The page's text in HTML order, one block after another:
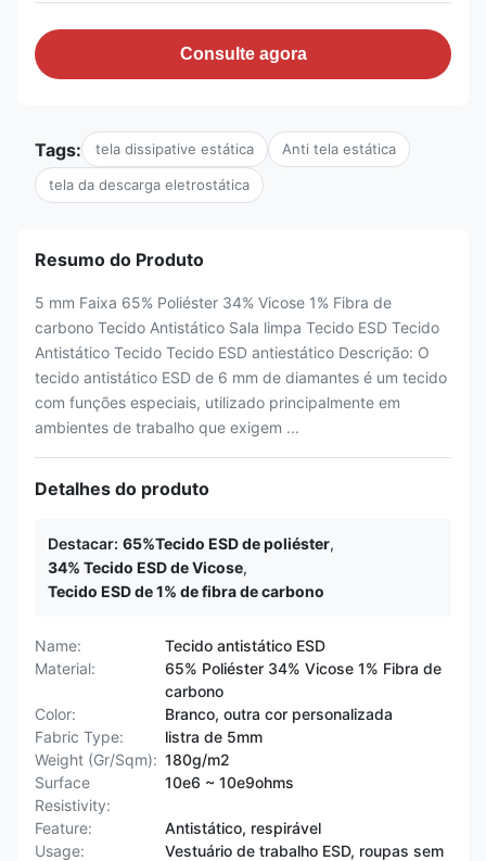
Consulte agora
Tags: tela dissipative estática Anti tela estática
tela da descarga eletrostática
Resumo do Produto
5 mm Faixa 65% Poliéster 34% Vicose 1% Fibra de
carbono Tecido Antistático Sala limpa Tecido ESD Tecido
Antistático Tecido Tecido ESD antiestático Descrição: O
tecido antistático ESD de 6 mm de diamantes é um tecido
com funções especiais, utilizado principalmente em
ambientes de trabalho que exigem ...
Detalhes do produto
Destacar: 65%Tecido ESD de poliéster,
34% Tecido ESD de Vicose,
Tecido ESD de 1% de fibra de carbono
Name:
Tecido antistático ESD
Material:
65% Poliéster 34% Vicose 1% Fibra de
carbono
Color:
Branco, outra cor personalizada
Fabric Type:
listra de 5mm
Weight (Gr/Sqm): 180g/m2
Surface
Resistivity:
10e6 ~ 10e9ohms
Feature:
Antistático, respirável
Usage:
Vestuário de trabalho ESD, roupas sem